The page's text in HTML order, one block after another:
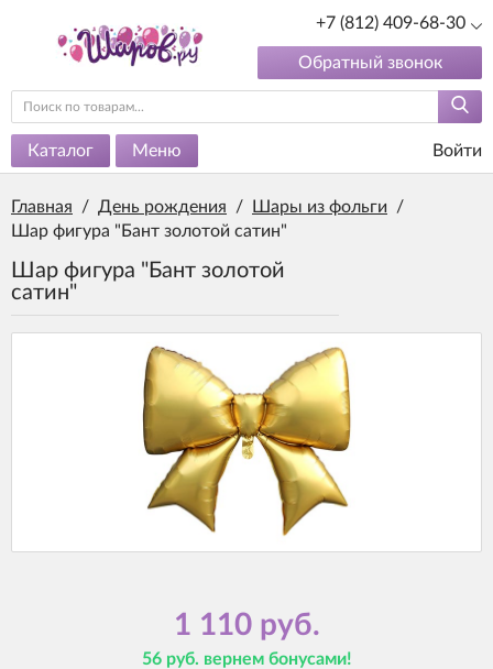
+7 (812) 409-68-30
Обратный звонок
Каталог Меню Войти
Главная / День рождения / Шары из фольги
/
Шар фигура "Бант золотой сатин"
Шар фигура "Бант золотой
сатин"
1 110 руб.
56 руб. вернем бонусами!